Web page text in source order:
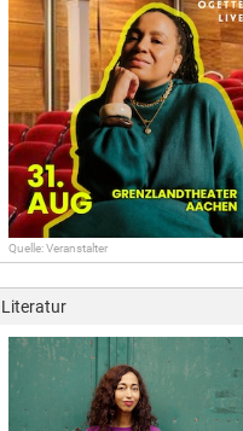
Quelle: Veranstalter
Literatur